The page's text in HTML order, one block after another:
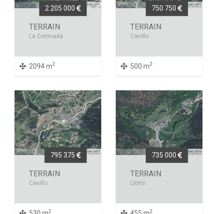
2 205 000
TERRAIN
La Cortinada
2094 m2
750 750
TERRAIN
Canillo
500 m2
795 375
TERRAIN
Canillo
2
735 000
TERRAIN
Llorts
2